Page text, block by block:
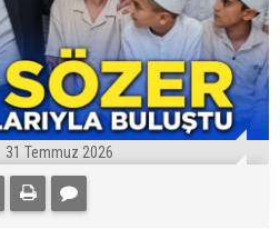
31 Temmuz 2026